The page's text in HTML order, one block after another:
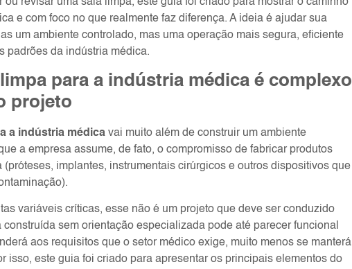
ou revisar uma sala limpa, este guia foi criado para mostrar o caminho
e com foco no que realmente faz diferença. A ideia é ajudar sua
um ambiente controlado, mas uma operação mais segura, eficiente
padrões da indústria médica.
para a indústria médica é complexo
projeto
a indústria médica vai muito além de construir um ambiente
a empresa assume, de fato, o compromisso de fabricar produtos
implantes, instrumentais cirúrgicos e outros dispositivos que
variáveis críticas, esse não é um projeto que deve ser conduzido
sem orientação especializada pode até parecer funcional
aos requisitos que o setor médico exige, muito menos se manterá
isso, este guia foi criado para apresentar os principais elementos do